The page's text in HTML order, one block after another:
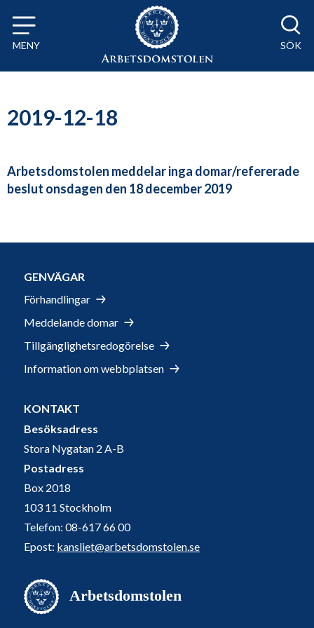
Till innehåll på sidan x
MENY SÖK
2019-12-18
Arbetsdomstolen meddelar inga domar/refererade
beslut onsdagen den 18 december 2019
GENVÄGAR
Förhandlingar
Meddelande domar
Tillgänglighetsredogörelse
Information om webbplatsen
KONTAKT
Besöksadress
Stora Nygatan 2 A-B
Postadress
Box 2018
103 11 Stockholm
Telefon: 08-617 66 00
Epost: kansliet@arbetsdomstolen.se